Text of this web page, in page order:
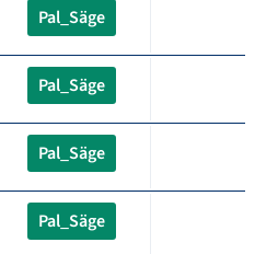
Pal_Säge
Pal_Säge
Pal_Säge
Pal_Säge